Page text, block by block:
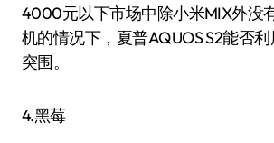
4000元以下市场中除小米MIX外没
机的情况下，夏普AQUOS S2能否
突围。
4.黑莓